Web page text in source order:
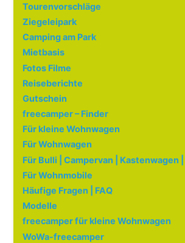
Tourenvorschläge
Ziegeleipark
Camping am Park
Mietbasis
Fotos Filme
Reiseberichte
Gutschein
freecamper – Finder
Für kleine Wohnwagen
Für Wohnwagen
Für Bulli | Campervan | Kastenwagen
Für Wohnmobile
Häufige Fragen | FAQ
Modelle
freecamper für kleine Wohnwagen
WoWa-freecamper